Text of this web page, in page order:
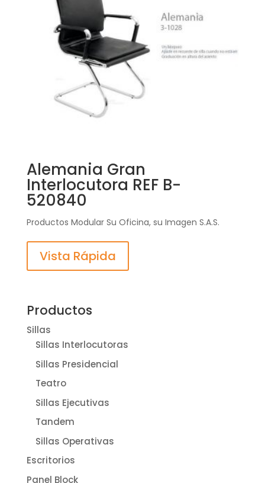
Alemania Gran
Interlocutora REF B-
520840
Productos Modular Su Oficina, su Imagen S.A.S.
Vista Rápida
Productos
Sillas
Sillas Interlocutoras
Sillas Presidencial
Teatro
Sillas Ejecutivas
Tandem
Sillas Operativas
Escritorios
Panel Block